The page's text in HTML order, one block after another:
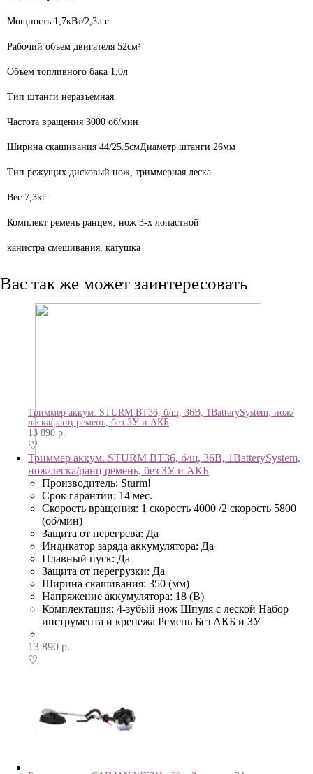
Мощность 1,7кВт/2,3л.с.
Рабочий объем двигателя 52см³
Объем топливного бака 1,0л
Тип штанги неразъемная
Частота вращения 3000 об/мин
Ширина скашивания 44/25.5смДиаметр штанги 26мм
Тип режущих дисковый нож, триммерная леска
Вес 7,3кг
Комплект ремень ранцем, нож 3-х лопастной
канистра смешивания, катушка
Вас так же может заинтересовать
Триммер аккум. STURM BT36, б/щ, 36В, 1BatterySystem, нож/
леска/ранц ремень, без ЗУ и АКБ
13 890 р.
♡
Триммер аккум. STURM BT36, б/щ, 36В, 1BatterySystem,
нож/леска/ранц ремень, без ЗУ и АКБ
Производитель: Sturm!
Срок гарантии: 14 мес.
Скорость вращения: 1 скорость 4000 /2 скорость 5800
(об/мин)
Защита от перегрева: Да
Индикатор заряда аккумулятора: Да
Плавный пуск: Да
Защита от перегрузки: Да
Ширина скашивания: 350 (мм)
Напряжение аккумулятора: 18 (В)
Комплектация: 4-зубый нож Шпуля с леской Набор
инструмента и крепежа Ремень Без АКБ и ЗУ
13 890 р.
♡